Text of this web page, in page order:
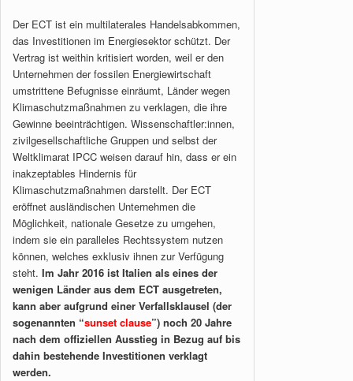
Der ECT ist ein multilaterales Handelsabkommen,
das Investitionen im Energiesektor schützt. Der
Vertrag ist weithin kritisiert worden, weil er den
Unternehmen der fossilen Energiewirtschaft
umstrittene Befugnisse einräumt, Länder wegen
Klimaschutzmaßnahmen zu verklagen, die ihre
Gewinne beeinträchtigen. Wissenschaftler:innen,
zivilgesellschaftliche Gruppen und selbst der
Weltklimarat IPCC weisen darauf hin, dass er ein
inakzeptables Hindernis für
Klimaschutzmaßnahmen darstellt. Der ECT
eröffnet ausländischen Unternehmen die
Möglichkeit, nationale Gesetze zu umgehen,
indem sie ein paralleles Rechtssystem nutzen
können, welches exklusiv ihnen zur Verfügung
steht. Im Jahr 2016 ist Italien als eines der
wenigen Länder aus dem ECT ausgetreten,
kann aber aufgrund einer Verfallsklausel (der
sogenannten “sunset clause”) noch 20 Jahre
nach dem offiziellen Ausstieg in Bezug auf bis
dahin bestehende Investitionen verklagt
werden.